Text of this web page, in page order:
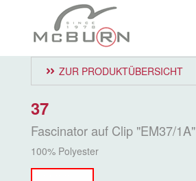
ZUR PRODUKTÜBERSICHT
37
Fascinator auf Clip "EM37/1A"
100% Polyester